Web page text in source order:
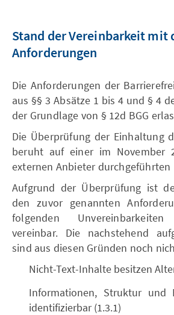
Stand der Vereinbarkeit mit
Anforderungen
Die Anforderungen der
aus §§ 3 Absätze 1 bis 4 und § 4
der Grundlage von § 12d BGG
Die Überprüfung der Einhaltung
beruht auf einer im November
externen Anbieter durchgeführten
Aufgrund der Überprüfung ist
den zuvor genannten
folgenden
vereinbar. Die nachstehend
sind aus diesen Gründen noch
Nicht-Text-Inhalte besitzen
Informationen, Struktur und
identifizierbar (1.3.1)